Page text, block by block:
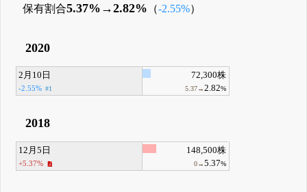
保有割合5.37%→2.82% （-2.55%）
2020
2月10日
-2.55% #1
72,300株
5.37→2.82%
2018
12月5日
+5.37%
148,500株
0→5.37%